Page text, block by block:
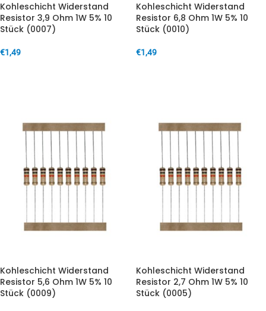
Kohleschicht Widerstand
Resistor 3,9 Ohm 1W 5% 10
Stück (0007)
€1,49
Kohleschicht Widerstand
Resistor 6,8 Ohm 1W 5% 10
Stück (0010)
€1,49
Kohleschicht Widerstand
Resistor 5,6 Ohm 1W 5% 10
Stück (0009)
Kohleschicht Widerstand
Resistor 2,7 Ohm 1W 5% 10
Stück (0005)